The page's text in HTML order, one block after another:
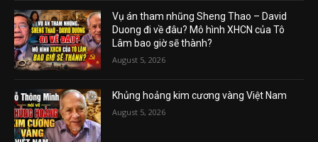
Vụ án tham nhũng Sheng Thao – David
Duong đi về đâu? Mô hình XHCN của Tô
Lâm bao giờ sẽ thành?
August 5, 2026
Khủng hoảng kim cương vàng Việt Nam
August 5, 2026